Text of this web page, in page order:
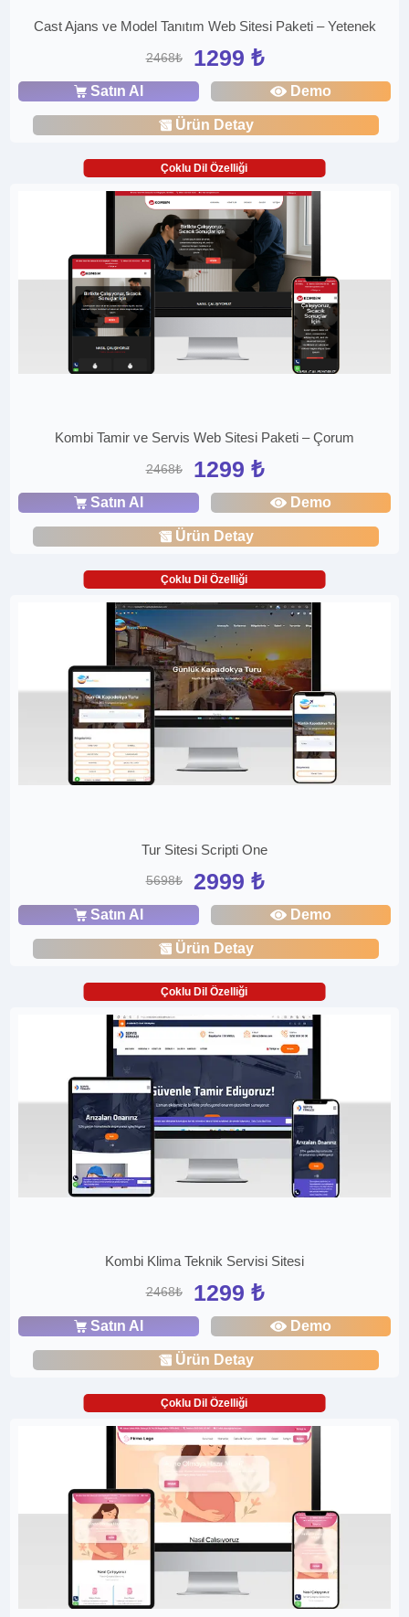
Cast Ajans ve Model Tanıtım Web Sitesi Paketi – Yetenek
2468₺ 1299 ₺
Satın Al Demo
Ürün Detay
Çoklu Dil Özelliği
Kombi Tamir ve Servis Web Sitesi Paketi – Çorum
2468₺ 1299 ₺
Satın Al Demo
Ürün Detay
Çoklu Dil Özelliği
Tur Sitesi Scripti One
5698₺ 2999 ₺
Satın Al Demo
Ürün Detay
Çoklu Dil Özelliği
Kombi Klima Teknik Servisi Sitesi
2468₺ 1299 ₺
Satın Al Demo
Ürün Detay
Çoklu Dil Özelliği